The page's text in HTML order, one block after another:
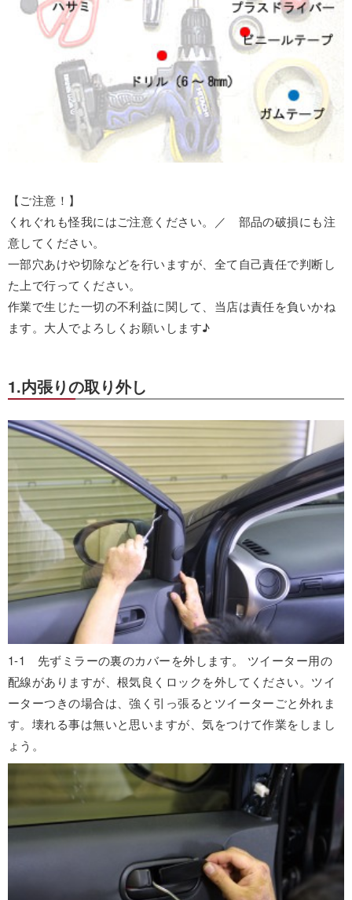
【ご注意！】
くれぐれも怪我にはご注意ください。／ 部品の破損にも注
意してください。
一部穴あけや切除などを行いますが、全て自己責任で判断し
た上で行ってください。
作業で生じた一切の不利益に関して、当店は責任を負いかね
ます。大人でよろしくお願いします♪
1.内張りの取り外し
1-1 先ずミラーの裏のカバーを外します。 ツイーター用の
配線がありますが、根気良くロックを外してください。ツイ
ーターつきの場合は、強く引っ張るとツイーターごと外れま
す。壊れる事は無いと思いますが、気をつけて作業をしまし
ょう。